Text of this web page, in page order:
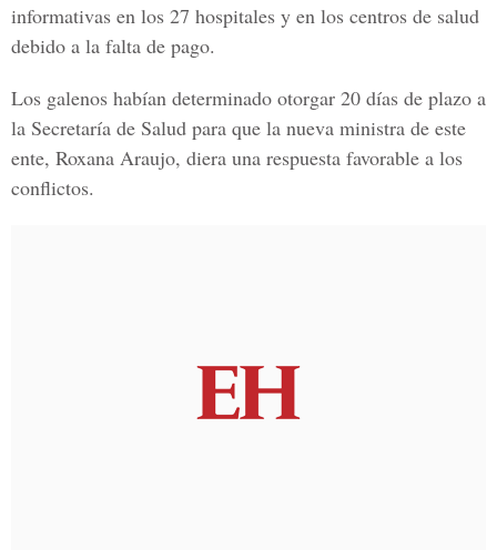
informativas en los 27 hospitales y en los centros de salud
debido a la falta de pago.
Los galenos habían determinado otorgar 20 días de plazo a
la Secretaría de Salud para que la nueva ministra de este
ente, Roxana Araujo, diera una respuesta favorable a los
conflictos.